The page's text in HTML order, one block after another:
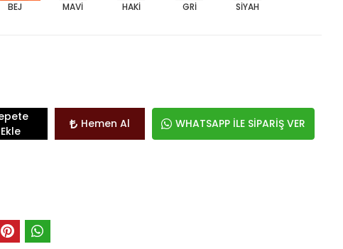
BEJ MAVİ HAKİ GRİ SİYAH
Ekle
Hemen Al WHATSAPP İLE SİPARİŞ VER